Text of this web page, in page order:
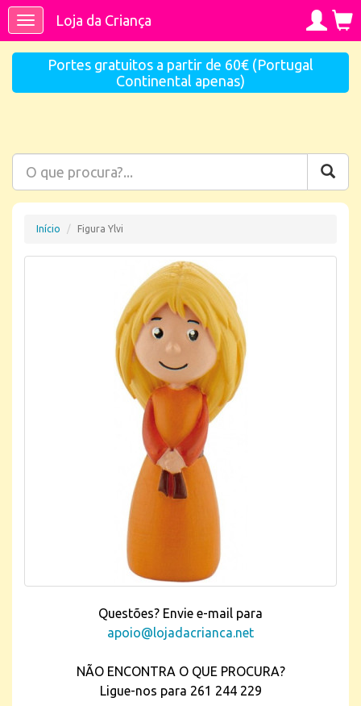
ToggleLoja da Criança
Portes gratuitos a partir de 60€ (Portugal
Continental apenas)
Início Figura Ylvi
Questões? Envie e-mail para
apoio@lojadacrianca.net
NÃO ENCONTRA O QUE PROCURA?
Ligue-nos para 261 244 229